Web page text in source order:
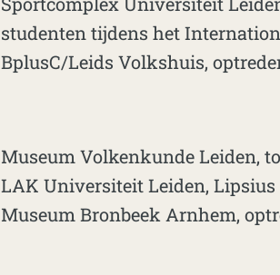
studenten tijdens het
BplusC/Leids Volkshuis,
Museum Volkenkunde Leiden,
LAK Universiteit Leiden,
Museum Bronbeek Arnhem,